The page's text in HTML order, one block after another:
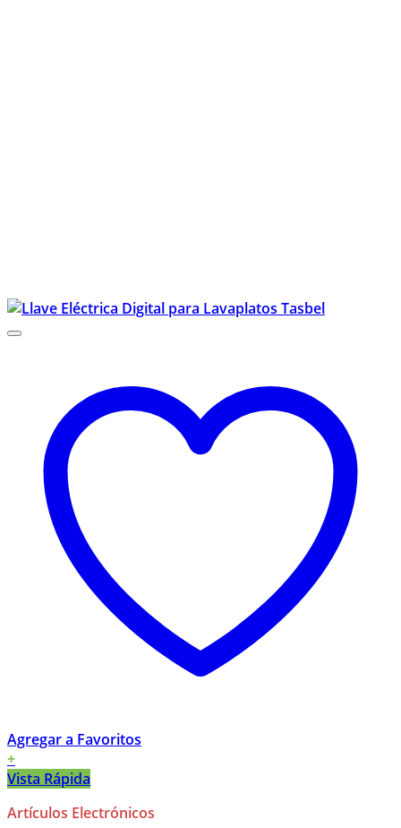
Agregar a Favoritos
+
Vista Rápida
Artículos Electrónicos